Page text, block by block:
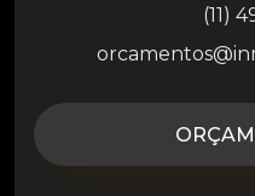
(11)